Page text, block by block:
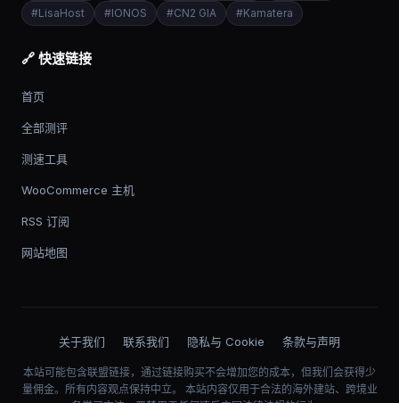
#LisaHost #IONOS #CN2 GIA #Kamatera
🔗 快速链接
首页
全部测评
测速工具
WooCommerce 主机
RSS 订阅
网站地图
关于我们 联系我们 隐私与 Cookie 条款与声明
本站可能包含联盟链接，通过链接购买不会增加您的成本，但我们会获得少
量佣金。所有内容观点保持中立。 本站内容仅用于合法的海外建站、跨境业